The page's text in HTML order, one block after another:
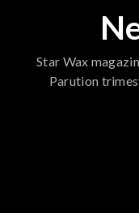
Star Wax
Parution